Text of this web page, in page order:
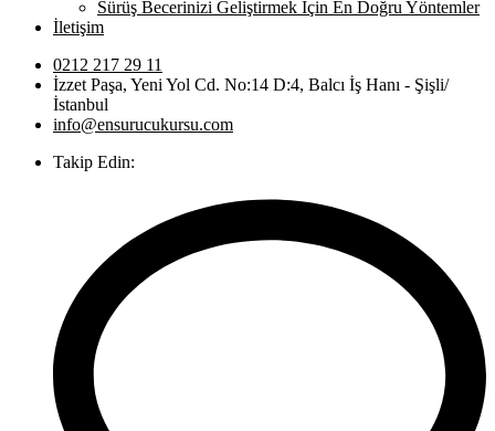
Sürüş Becerinizi Geliştirmek İçin En Doğru Yöntemler
İletişim
0212 217 29 11
İzzet Paşa, Yeni Yol Cd. No:14 D:4, Balcı İş Hanı - Şişli/
İstanbul
info@ensurucukursu.com
Takip Edin: